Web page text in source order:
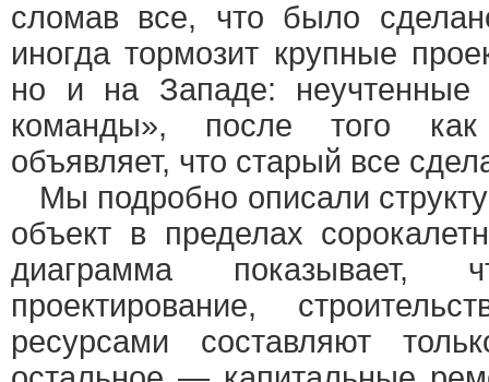
сломав все, что было
иногда тормозит крупные
но и на Западе: неучтенные
команды», после того
объявляет, что старый все
Мы подробно описали
объект в пределах
диаграмма
проектирование,
ресурсами составляют